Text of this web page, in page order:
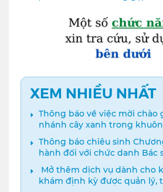
XEM NHIỀU NHẤT
Thông báo về việc mời chào
nhánh cây xanh trong
Thông báo chiêu sinh
hành đối với chức danh Bác
dưỡng năm 2024
Mở thêm dịch vụ dành cho
khám định kỳ được quản lý,